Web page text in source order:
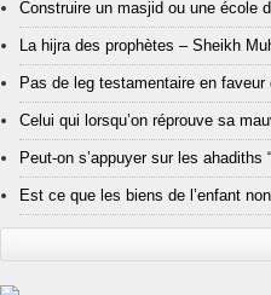
Construire un masjid ou une école
La hijra des prophètes – Sheikh
Pas de leg testamentaire en faveur
Celui qui lorsqu’on réprouve sa
Peut-on s’appuyer sur les
Est ce que les biens de l’enfant